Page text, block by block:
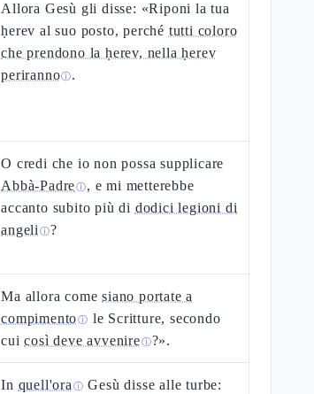
Allora Gesù gli disse: «Riponi la tua
ḥerev al suo posto, perché tutti coloro
che prendono la ḥerev, nella ḥerev
perirannoⓘ.
O credi che io non possa supplicare
Abbà-Padreⓘ, e mi metterebbe
accanto subito più di dodici legioni di
angeli ⓘ?
Ma allora comesiano portate a
compimentoⓘ le Scritture, secondo
cuicosì deve avvenireⓘ?».
In quell'ora ⓘ Gesù disse alle turbe: